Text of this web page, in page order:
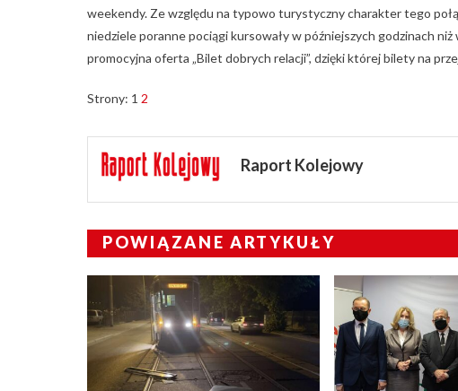
weekendy. Ze względu na typowo turystyczny charakter tego
niedziele poranne pociągi kursowały w późniejszych godzinach
promocyjna oferta „Bilet dobrych relacji”, dzięki której bilety na
Strony: 1 2
Raport Kolejowy
POWIĄZANE ARTYKUŁY